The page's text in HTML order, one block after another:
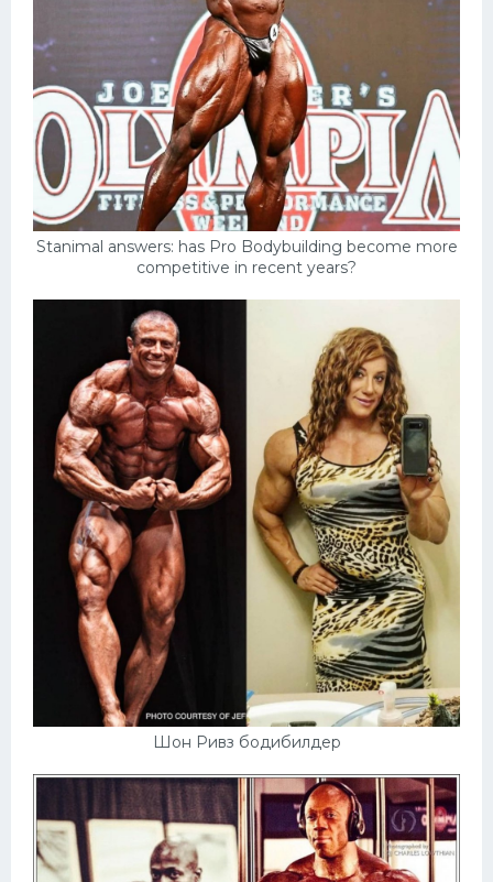
Stanimal answers: has Pro Bodybuilding become more
competitive in recent years?
Шон Ривз бодибилдер